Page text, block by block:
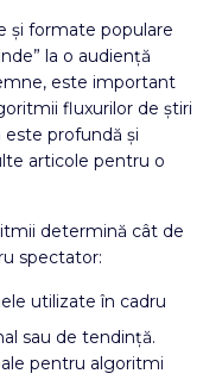
și formate populare
la o audiență
este important
fluxurilor de știri
este profundă și
articole pentru o
determină cât de
spectator:
utilizate în cadru
sau de tendință.
pentru algoritmi